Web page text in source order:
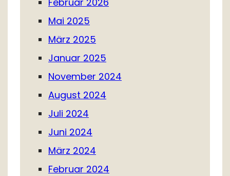
Mai 2025
März 2025
Januar 2025
November 2024
August 2024
Juli 2024
Juni 2024
März 2024
Februar 2024